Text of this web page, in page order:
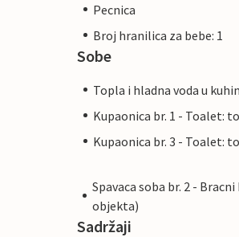
Pecnica
Broj hranilica za bebe: 1
Sobe
Topla i hladna voda u
Kupaonica br. 1 - Toalet:
Kupaonica br. 3 - Toalet:
Spavaca soba br. 2 -
objekta)
Sadržaji